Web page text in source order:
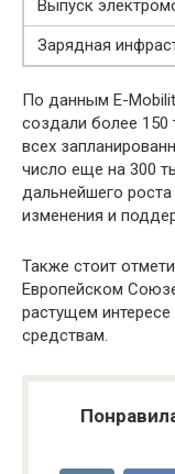
Выпуск
Зарядная
По данным E-
создали более 150
всех
число еще на 300
дальнейшего
изменения и
Также стоит
Европейском
растущем
средствам.